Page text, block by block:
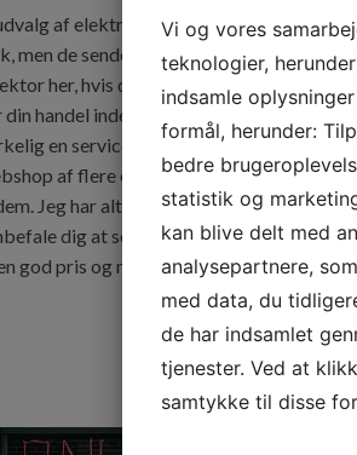
af elektriske värmeelement og
men de sender også gerne til Sverige. Så
her, hvis du bor i Sverige.
handel inden kl. 12, så bliver dine varer
en service, som jeg sætter stor pris
af flere omgange, og jeg har både
Jeg har altid fået leveret til den aftalte
dig at se webshoppens udvalg, hvis
god pris og med en hurtig levering.
Vi og vores
teknologier,
indsamle
formål, herunder:
bedre
statistik og
kan blive delt med
analysepartnere,
med data, du
de har indsamlet
tjenester. Ved at
samtykke til disse